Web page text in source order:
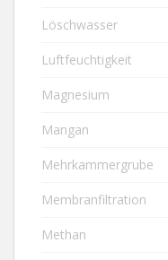
Löschwasser
Luftfeuchtigkeit
Magnesium
Mangan
Mehrkammergrube
Membranfiltration
Methan